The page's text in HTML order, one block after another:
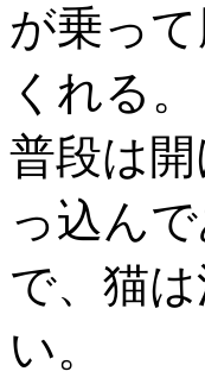
が乗っ
くれる。
普段は
っ込ん
で、猫
い。